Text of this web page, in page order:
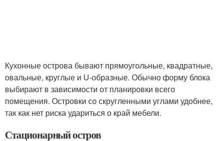
Кухонные острова бывают прямоугольные, квадратные,
овальные, круглые и U-образные. Обычно форму блока
выбирают в зависимости от планировки всего
помещения. Островки со скругленными углами удобнее,
так как нет риска удариться о край мебели.
Стационарный остров